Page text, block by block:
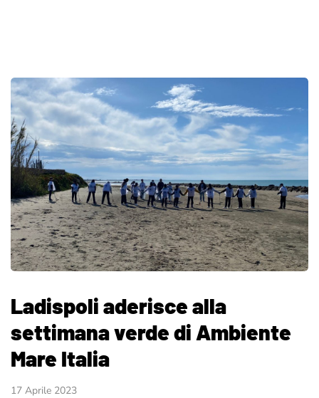
Ladispoli aderisce alla
settimana verde di Ambiente
Mare Italia
17 Aprile 2023